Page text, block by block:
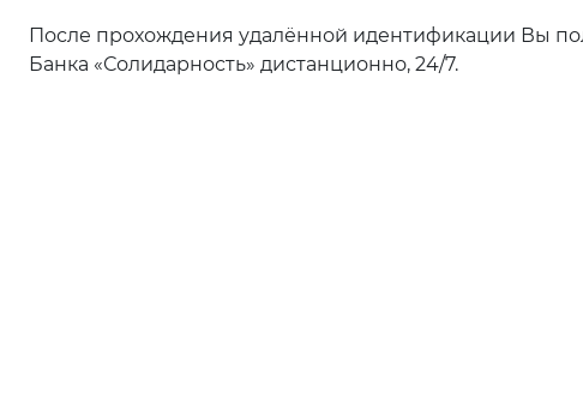
После прохождения удалённой идентификации Вы
Банка «Солидарность» дистанционно, 24/7.